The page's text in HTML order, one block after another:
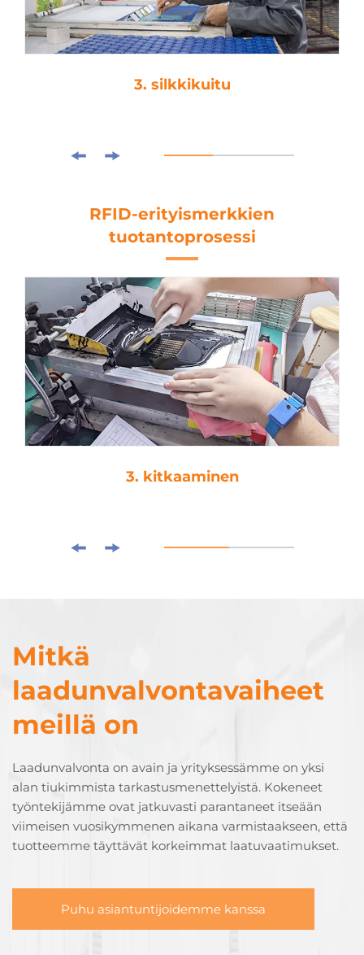
3. silkkikuitu
RFID-erityismerkkien
tuotantoprosessi
3. kitkaaminen
Mitkä
laadunvalvontavaiheet
meillä on
Laadunvalvonta on avain ja yrityksessämme on yksi
alan tiukimmista tarkastusmenettelyistä. Kokeneet
työntekijämme ovat jatkuvasti parantaneet itseään
viimeisen vuosikymmenen aikana varmistaakseen, että
tuotteemme täyttävät korkeimmat laatuvaatimukset.
Puhu asiantuntijoidemme kanssa